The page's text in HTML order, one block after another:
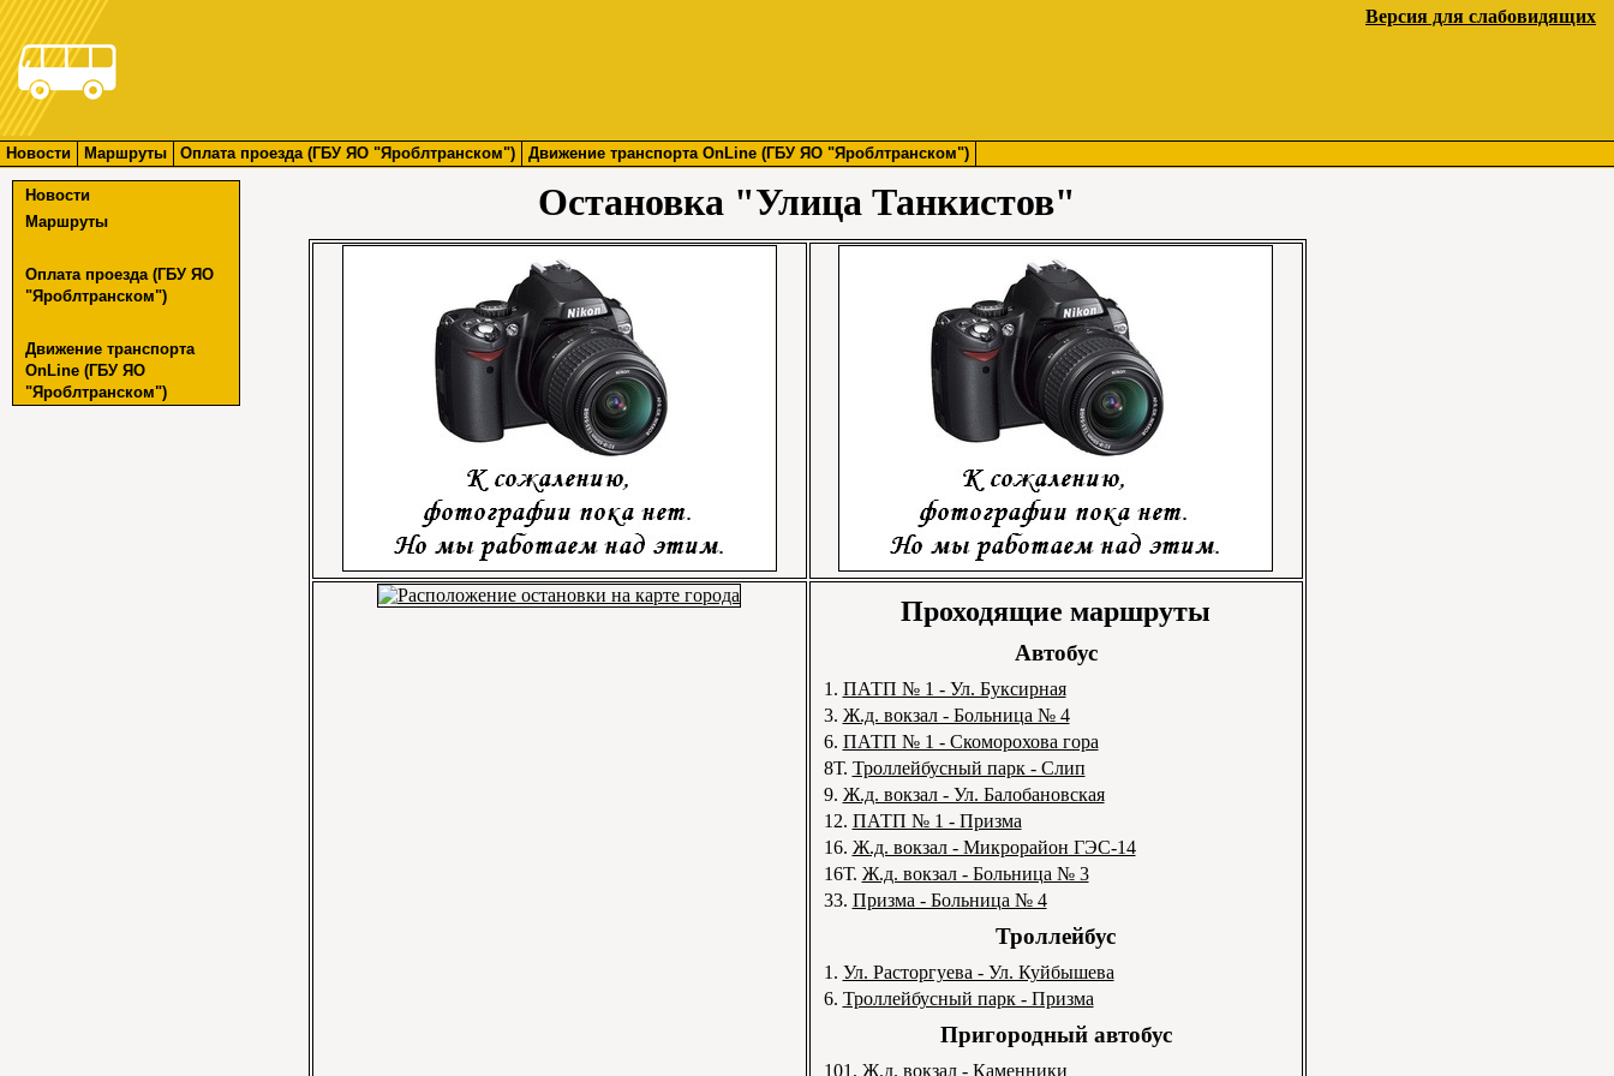
Версия для слабовидящих
Новости Маршруты Оплата проезда (ГБУ ЯО "Яроблтранском") Движение транспорта OnLine (ГБУ ЯО "Яроблтранском")
Новости
Маршруты
Оплата проезда (ГБУ ЯО
"Яроблтранском")
Движение транспорта
OnLine (ГБУ ЯО
"Яроблтранском")
Остановка "Улица Танкистов"
Проходящие маршруты
Автобус
1. ПАТП № 1 - Ул. Буксирная
3. Ж.д. вокзал - Больница № 4
6. ПАТП № 1 - Скоморохова гора
8Т. Троллейбусный парк - Слип
9. Ж.д. вокзал - Ул. Балобановская
12. ПАТП № 1 - Призма
16. Ж.д. вокзал - Микрорайон ГЭС-14
16Т. Ж.д. вокзал - Больница № 3
33. Призма - Больница № 4
Троллейбус
1. Ул. Расторгуева - Ул. Куйбышева
6. Троллейбусный парк - Призма
Пригородный автобус
101. Ж.д. вокзал - Каменники